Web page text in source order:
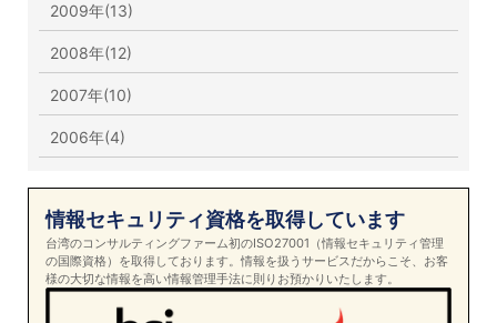
2009年(13)
2008年(12)
2007年(10)
2006年(4)
情報セキュリティ資格を取得しています
台湾のコンサルティングファーム初のISO27001（情報セキュリティ管理
の国際資格）を取得しております。情報を扱うサービスだからこそ、お客
様の大切な情報を高い情報管理手法に則りお預かりいたします。